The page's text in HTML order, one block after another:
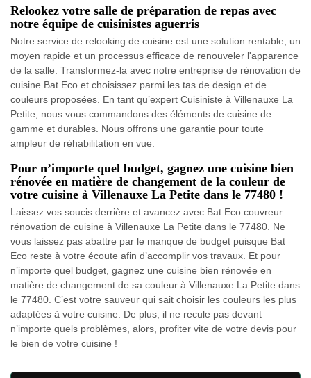
Relookez votre salle de préparation de repas avec
notre équipe de cuisinistes aguerris
Notre service de relooking de cuisine est une solution rentable, un
moyen rapide et un processus efficace de renouveler l'apparence
de la salle. Transformez-la avec notre entreprise de rénovation de
cuisine Bat Eco et choisissez parmi les tas de design et de
couleurs proposées. En tant qu’expert Cuisiniste à Villenauxe La
Petite, nous vous commandons des éléments de cuisine de
gamme et durables. Nous offrons une garantie pour toute
ampleur de réhabilitation en vue.
Pour n’importe quel budget, gagnez une cuisine bien
rénovée en matière de changement de la couleur de
votre cuisine à Villenauxe La Petite dans le 77480 !
Laissez vos soucis derrière et avancez avec Bat Eco couvreur
rénovation de cuisine à Villenauxe La Petite dans le 77480. Ne
vous laissez pas abattre par le manque de budget puisque Bat
Eco reste à votre écoute afin d’accomplir vos travaux. Et pour
n’importe quel budget, gagnez une cuisine bien rénovée en
matière de changement de sa couleur à Villenauxe La Petite dans
le 77480. C’est votre sauveur qui sait choisir les couleurs les plus
adaptées à votre cuisine. De plus, il ne recule pas devant
n’importe quels problèmes, alors, profiter vite de votre devis pour
le bien de votre cuisine !